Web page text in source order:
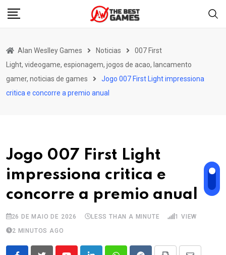
Skip
Alan Weslley Games Noticias
007 First
Light, videogame, espionagem, jogos de acao, lancamento
gamer, noticias de games
Jogo 007 First Light impressiona
critica e concorre a premio anual
Jogo 007 First Light
impressiona critica e
concorre a premio anual
26 DE MAIO DE 2026 LESS THAN A MINUTE 1 VIEW
2 MINUTOS AGO